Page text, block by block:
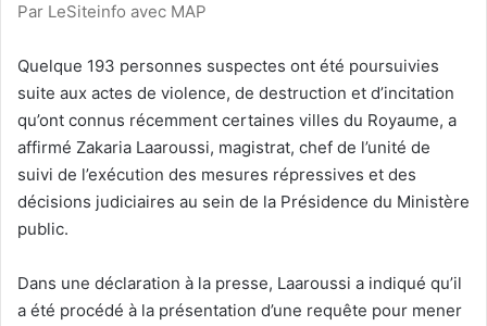
Par LeSiteinfo avec MAP
Quelque 193 personnes suspectes ont été poursuivies
suite aux actes de violence, de destruction et d’incitation
qu’ont connus récemment certaines villes du Royaume, a
affirmé Zakaria Laaroussi, magistrat, chef de l’unité de
suivi de l’exécution des mesures répressives et des
décisions judiciaires au sein de la Présidence du Ministère
public.
Dans une déclaration à la presse, Laaroussi a indiqué qu’il
a été procédé à la présentation d’une requête pour mener